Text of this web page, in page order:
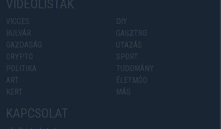
VIDEOLISTÁK
VICCES
BULVÁR
GAZDASÁG
CRYPTO
POLITIKA
ART
KERT
DIY
GASZTRO
UTAZÁS
SPORT
TUDOMÁNY
ÉLETMÓD
MÁS
KAPCSOLAT